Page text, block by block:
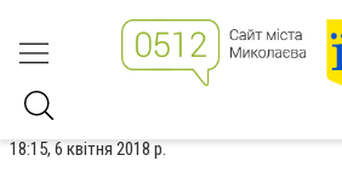
18:15, 6 квітня 2018 р.